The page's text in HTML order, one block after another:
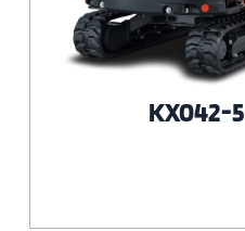
KX042-5